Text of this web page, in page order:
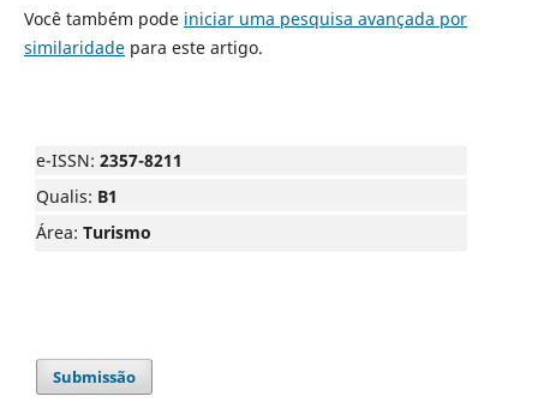
Você também pode iniciar uma pesquisa avançada por
similaridadepara este artigo.
e-ISSN: 2357-8211
Qualis: B1
Área: Turismo
Submissão